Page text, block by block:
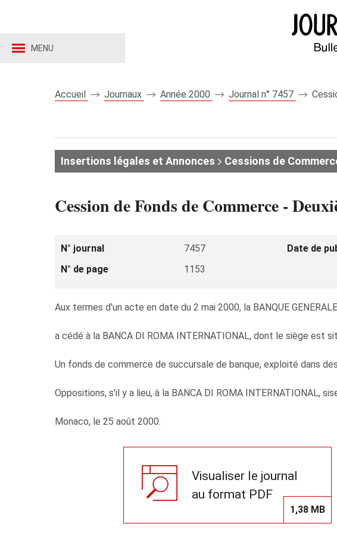
MENU
Accueil Journaux Année 2000 Journal n° 7457
Insertions légales et Annonces Cessions de
Cession de Fonds de Commerce -
N° journal 7457 Date de
N° de page
1153
Aux termes d'un acte en date du 2 mai 2000, la BANQUE
a cédé à la BANCA DI ROMA INTERNATIONAL, dont le siège est
Un fonds de commerce de succursale de banque, exploité dans
Oppositions, s'il y a lieu, à la BANCA DI ROMA INTERNATIONAL,
Monaco, le 25 août 2000.
Visualiser le journal
au format PDF
1,38 MB